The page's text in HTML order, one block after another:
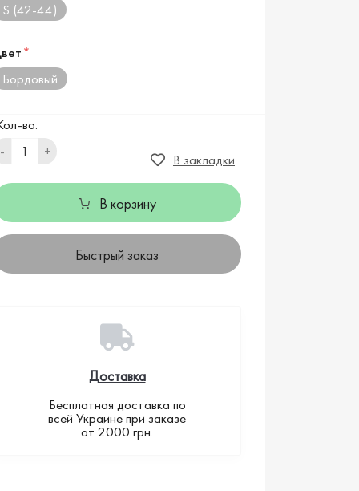
S (42-44)
*
Бордовый
во:
-
+
В закладки
В корзину
Быстрый заказ
Доставка
Бесплатная доставка по
всей Украине при заказе
от 2000 грн.